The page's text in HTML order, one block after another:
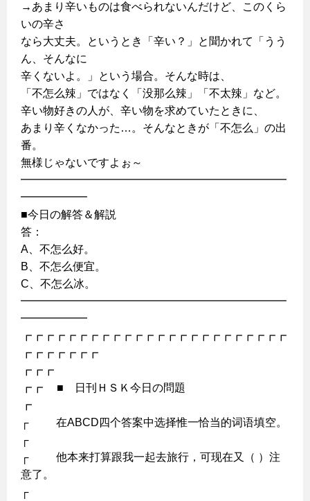
→あまり辛いものは食べられないんだけど、このくら
いの辛さ
なら大丈夫。というとき「辛い？」と聞かれて「うう
ん、そんなに
辛くないよ。」という場合。そんな時は、
「不怎么辣」ではなく「没那么辣」「不太辣」など。
辛い物好きの人が、辛い物を求めていたときに、
あまり辛くなかった…。そんなときが「不怎么」の出
番。
無様じゃないですよぉ～
━━━━━━━━━━━━━━━━━━━━━━━━
━━━━━━
■今日の解答＆解説
答：
A、不怎么好。
B、不怎么便宜。
C、不怎么冰。
━━━━━━━━━━━━━━━━━━━━━━━━
━━━━━━
┏┏┏┏┏┏┏┏┏┏┏┏┏┏┏┏┏┏┏┏┏┏┏┏
┏┏┏┏┏┏┏
┏┏┏
┏┏ ■ 日刊ＨＳＫ今日の問題
┏
┌ 在ABCD四个答案中选择惟一恰当的词语填空。
┌
┌ 他本来打算跟我一起去旅行，可现在又（ ）注
意了。
┌